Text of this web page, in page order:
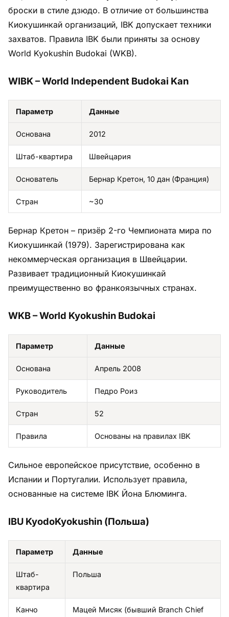
броски в стиле дзюдо. В отличие от большинства
Киокушинкай организаций, IBK допускает техники
захватов. Правила IBK были приняты за основу
World Kyokushin Budokai (WKB).
WIBK – World Independent Budokai Kan
Параметр Данные
Основана 2012
Штаб-квартира Швейцария
Основатель Бернар Кретон, 10 дан (Франция)
Стран ~30
Бернар Кретон – призёр 2-го Чемпионата мира по
Киокушинкай (1979). Зарегистрирована как
некоммерческая организация в Швейцарии.
Развивает традиционный Киокушинкай
преимущественно во франкоязычных странах.
WKB – World Kyokushin Budokai
Параметр Данные
Основана Апрель 2008
Руководитель Педро Роиз
Стран 52
Правила Основаны на правилах IBK
Сильное европейское присутствие, особенно в
Испании и Португалии. Использует правила,
основанные на системе IBK Йона Блюминга.
IBU KyodoKyokushin (Польша)
Параметр Данные
Штаб-
квартира
Польша
Канчо
Мацей Мисяк (бывший Branch Chief